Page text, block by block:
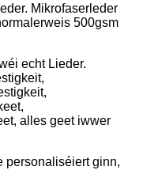
Mikrofaserleder
500gsm
echt Lieder.
alles geet iwwer
personaliséiert ginn,